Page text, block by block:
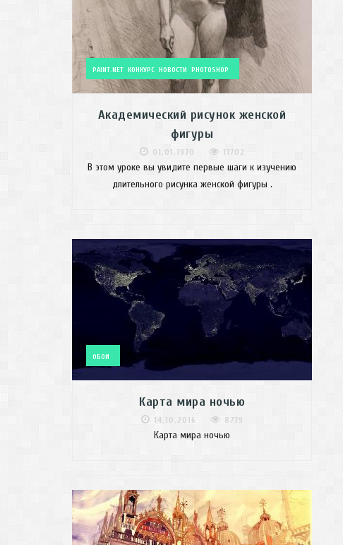
PAINT.NET КОНКУРС НОВОСТИ PHOTOSHOP
Академический рисунок женской
фигуры
01.01.1970 11702
В этом уроке вы увидите первые шаги к изучению
длительного рисунка женской фигуры .
ОБОИ
Карта мира ночью
14.10.2016 8779
Карта мира ночью